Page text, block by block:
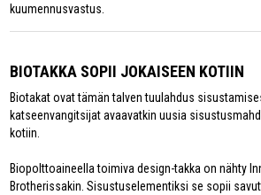
kuumennusvastus.
BIOTAKKA SOPII JOKAISEEN KOTIIN
Biotakat ovat tämän talven tuulahdus
katseenvangitsijat avaavatkin uusia
kotiin.
Biopolttoaineella toimiva design-takka on nähty
Brotherissakin. Sisustuselementiksi se sopii